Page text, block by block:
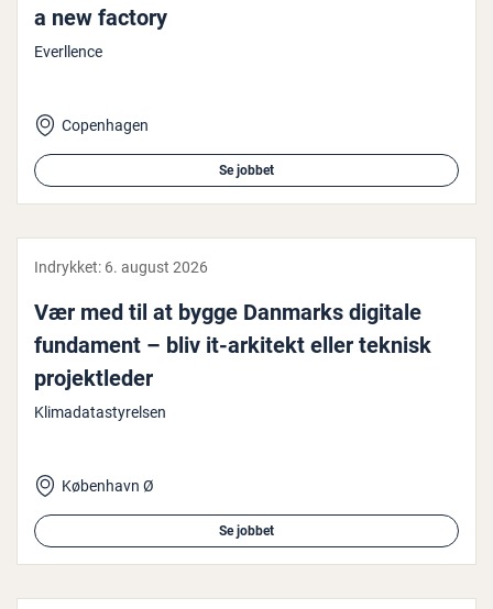
a new factory
Everllence
Copenhagen
Se jobbet
Indrykket: 6. august 2026
Vær med til at bygge Danmarks digitale
fundament – bliv it-arkitekt eller teknisk
pro­jekt­le­der
Klimadatastyrelsen
København Ø
Se jobbet